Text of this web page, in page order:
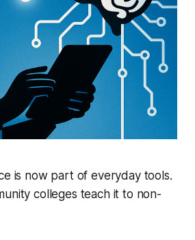
is now part of everyday tools.
colleges teach it to non-